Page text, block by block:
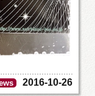
2016-10-26